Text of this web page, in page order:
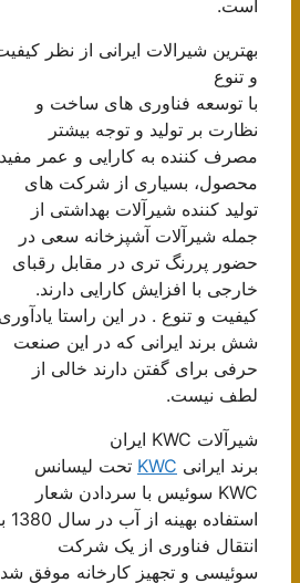
است.
بهترین شیرالات ایرانی از نظر کیفیت
و تنوع
با توسعه فناوری های ساخت و
نظارت بر تولید و توجه بیشتر
مصرف کننده به کارایی و عمر مفید
محصول، بسیاری از شرکت های
تولید کننده شیرآلات بهداشتی از
جمله شیرآلات آشپزخانه سعی در
حضور پررنگ تری در مقابل رقبای
خارجی با افزایش کارایی دارند.
کیفیت و تنوع . در این راستا یادآوری
شش برند ایرانی که در این صنعت
حرفی برای گفتن دارند خالی از
لطف نیست.
شیرآلات KWC ایران
برند ایرانی KWCتحت لیسانس
KWC سوئیس با سردادن شعار
استفاده بهینه از آب در سال 1380 با
انتقال فناوری از یک شرکت
سوئیسی و تجهیز کارخانه موفق شده